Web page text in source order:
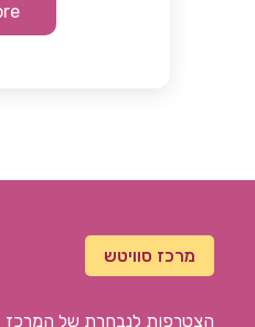
מרכז סוויטש
הצטרפות לנבחרת של המרכז